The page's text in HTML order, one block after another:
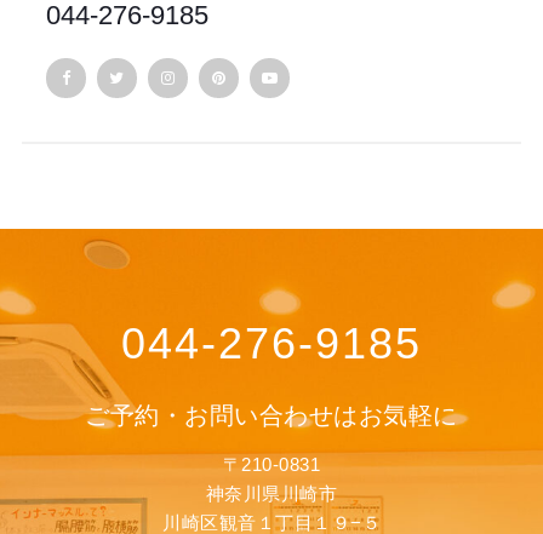
044-276-9185
044-276-9185
ご予約・お問い合わせはお気軽に
〒210-0831
神奈川県川崎市
川崎区観音１丁目１９−５